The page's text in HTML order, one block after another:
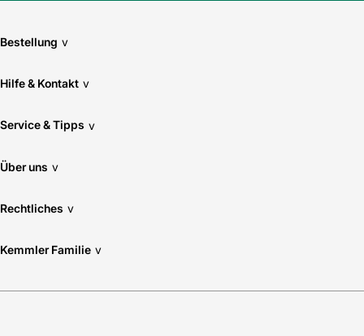
Bestellung v
Hilfe & Kontakt v
Service & Tipps v
Über uns v
Rechtliches v
Kemmler Familie v